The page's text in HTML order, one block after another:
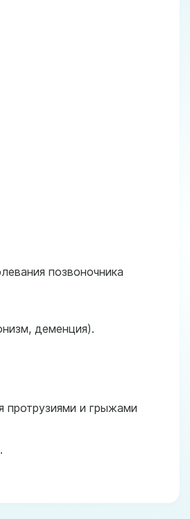
позвоночника
деменция).
протрузиями и грыжами